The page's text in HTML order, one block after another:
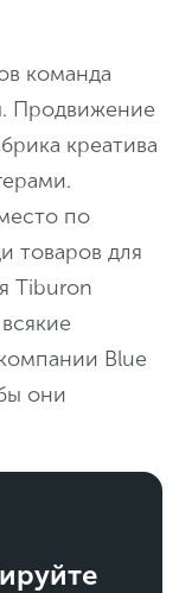
команда
Продвижение
креатива
по
товаров для
Tiburon
Blue
они